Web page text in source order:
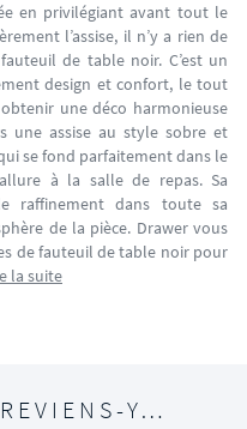
en privilégiant avant tout le
l’assise, il n’y a rien de
de table noir. C’est un
design et confort, le tout
une déco harmonieuse
une assise au style sobre et
se fond parfaitement dans le
à la salle de repas. Sa
raffinement dans toute sa
de la pièce. Drawer vous
de fauteuil de table noir pour
la suite
Y…